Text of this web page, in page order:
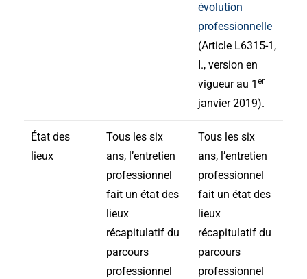
évolution
professionnelle
(Article L6315-1,
I., version en
vigueur au 1 er
janvier 2019).
État des
lieux
Tous les six
ans, l’entretien
professionnel
fait un état des
lieux
récapitulatif du
parcours
professionnel
Tous les six
ans, l’entretien
professionnel
fait un état des
lieux
récapitulatif du
parcours
professionnel